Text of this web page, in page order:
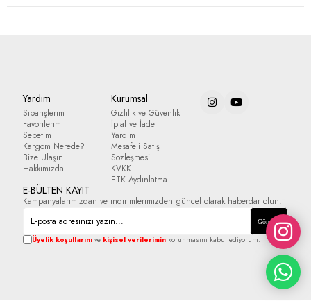
Yardım
Siparişlerim
Favorilerim
Sepetim
Kargom Nerede?
Bize Ulaşın
Hakkımızda
Kurumsal
Gizlilik ve Güvenlik
İptal ve İade
Yardım
Mesafeli Satış
Sözleşmesi
KVKK
ETK Aydınlatma
E-BÜLTEN KAYIT
Kampanyalarımızdan ve indirimlerimizden güncel olarak haberdar olun.
Gönder
Üyelik koşullarını ve kişisel verilerimin korunmasını kabul ediyorum.